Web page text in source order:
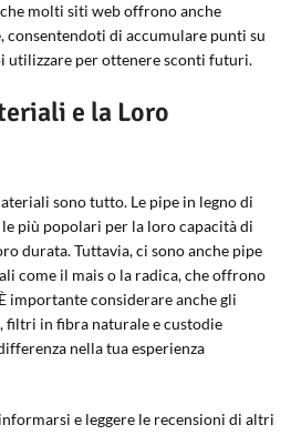
molti siti web offrono anche
consentendoti di accumulare punti su
utilizzare per ottenere sconti futuri.
e la Loro
sono tutto. Le pipe in legno di
più popolari per la loro capacità di
durata. Tuttavia, ci sono anche pipe
come il mais o la radica, che offrono
importante considerare anche gli
filtri in fibra naturale e custodie
nella tua esperienza
e leggere le recensioni di altri